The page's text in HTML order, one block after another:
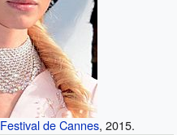
Festival de Cannes, 2015.